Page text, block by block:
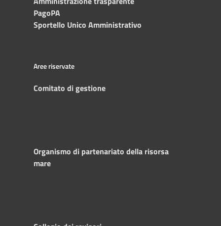
PagoPA
Sportello Unico Amministrativo
Aree riservate
Comitato di gestione
Organismo di partenariato della risorsa
mare